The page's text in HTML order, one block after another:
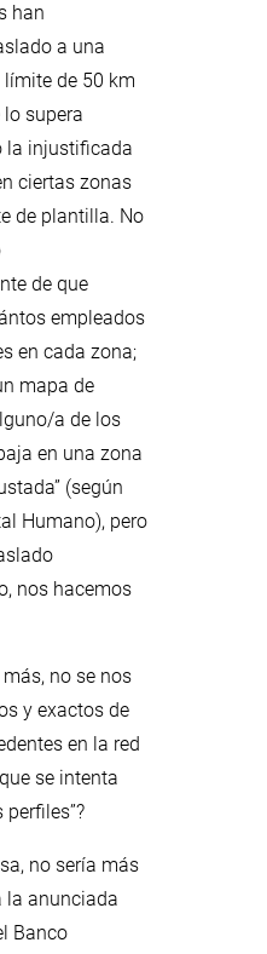
han
a una
de 50 km
supera
la injustificada
ciertas zonas
de plantilla. No
de que
empleados
en cada zona;
mapa de
a de los
en una zona
(según
Humano), pero
nos hacemos
no se nos
y exactos de
en la red
se intenta
perfiles”?
no sería más
la anunciada
Banco